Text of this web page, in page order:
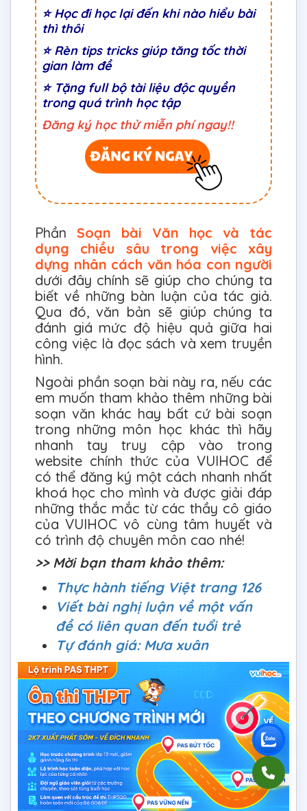
⭐ Học đi học lại đến khi nào hiểu bài
thì thôi
⭐ Rèn tips tricks giúp tăng tốc thời
gian làm đề
⭐ Tặng full bộ tài liệu độc quyền
trong quá trình học tập
Đăng ký học thử miễn phí ngay!!
Phần Soạn bài Văn học và tác
dụng chiều sâu trong việc xây
dựng nhân cách văn hóa con người
dưới đây chính sẽ giúp cho chúng ta
biết về những bàn luận của tác giả.
Qua đó, văn bản sẽ giúp chúng ta
đánh giá mức độ hiệu quả giữa hai
công việc là đọc sách và xem truyền
hình.
Ngoài phần soạn bài này ra, nếu các
em muốn tham khảo thêm những bài
soạn văn khác hay bất cứ bài soạn
trong những môn học khác thì hãy
nhanh tay truy cập vào trong
website chính thức của VUIHOC để
có thể đăng ký một cách nhanh nhất
khoá học cho mình và được giải đáp
những thắc mắc từ các thầy cô giáo
của VUIHOC vô cùng tâm huyết và
có trình độ chuyên môn cao nhé!
>> Mời bạn tham khảo thêm:
Thực hành tiếng Việt trang 126
Viết bài nghị luận về một vấn
đề có liên quan đến tuổi trẻ
Tự đánh giá: Mưa xuân